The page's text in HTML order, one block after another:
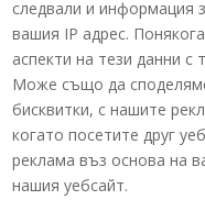
следвали и информация
вашия IP адрес.
аспекти на тези данни с
Може също да
бисквитки, с нашите
когато посетите друг
реклама въз основа на
нашия уебсайт.